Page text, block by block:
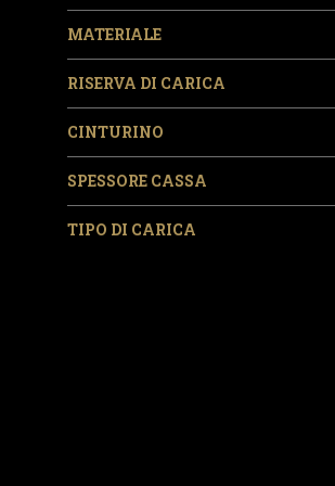
MATERIALE
RISERVA DI CARICA
CINTURINO
SPESSORE CASSA
TIPO DI CARICA